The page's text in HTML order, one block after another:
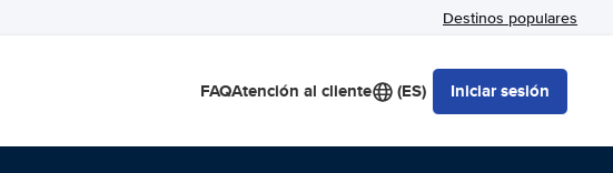
Destinos populares
FAQAtención al cliente (ES) Iniciar sesión